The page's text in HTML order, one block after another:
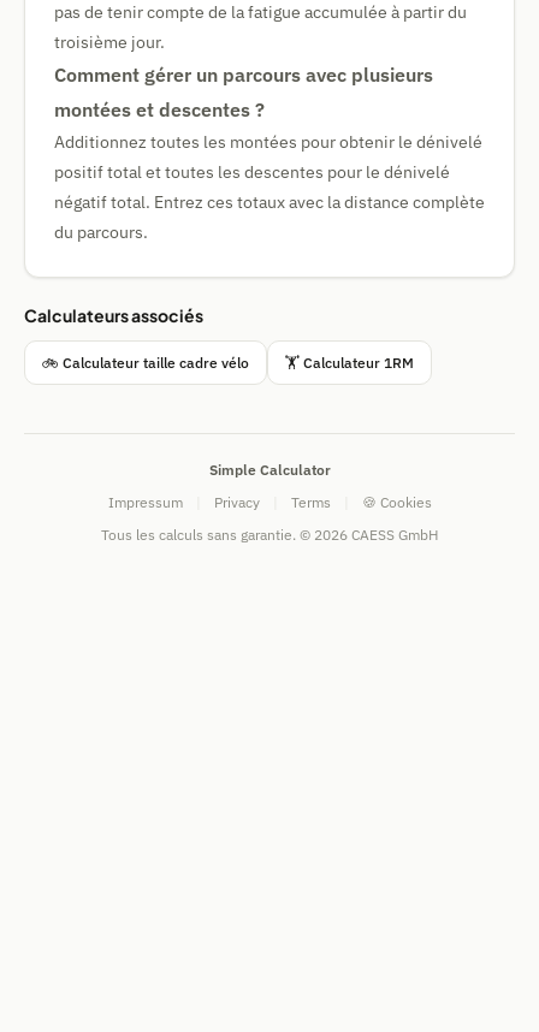
pas de tenir compte de la fatigue accumulée à partir du
troisième jour.
Comment gérer un parcours avec plusieurs
montées et descentes ?
Additionnez toutes les montées pour obtenir le dénivelé
positif total et toutes les descentes pour le dénivelé
négatif total. Entrez ces totaux avec la distance complète
du parcours.
Calculateurs associés
🚲 Calculateur taille cadre vélo 🏋 Calculateur 1RM
Simple Calculator
Impressum
Privacy Terms
🍪 Cookies
Tous les calculs sans garantie. © 2026 CAESS GmbH